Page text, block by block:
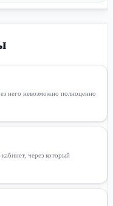
него невозможно полноценно
через который